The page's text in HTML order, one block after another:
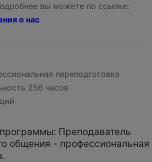
вы можете по ссылке:
о нас
переподготовка
256 часов
Преподаватель
общения - профессиональная